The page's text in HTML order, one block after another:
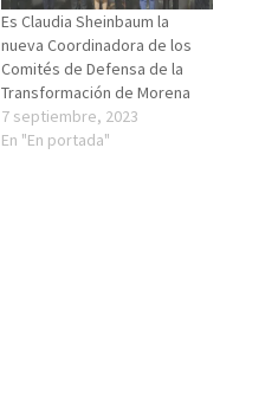
Es Claudia Sheinbaum la
nueva Coordinadora de los
Comités de Defensa de la
Transformación de Morena
7 septiembre, 2023
En "En portada"